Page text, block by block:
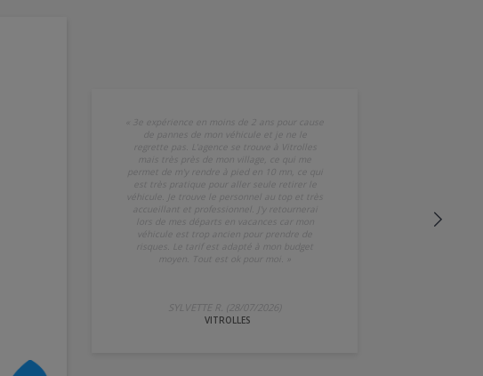
3e expérience en moins de 2 ans pour cause
de pannes de mon véhicule et je ne le
regrette pas. L'agence se trouve à Vitrolles
mais très près de mon village, ce qui me
permet de m'y rendre à pied en 10 mn, ce qui
est très pratique pour aller seule retirer le
véhicule. Je trouve le personnel au top et très
accueillant et professionnel. J'y retournerai
lors de mes départs en vacances car mon
véhicule est trop ancien pour prendre de
risques. Le tarif est adapté à mon budget
moyen. Tout est ok pour moi.
SYLVETTE R. (28/07/2026)
VITROLLES